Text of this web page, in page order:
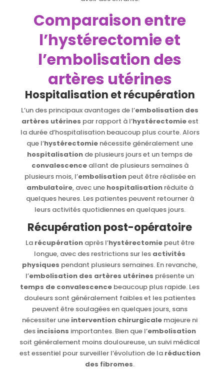
Comparaison entre
l’hystérectomie et
l’embolisation des
artères utérines
Hospitalisation et récupération
L’un des principaux avantages de l’embolisation des
artères utérines par rapport à l’hystérectomieest
la durée d’hospitalisation beaucoup plus courte. Alors
que l’hystérectomie nécessite généralement une
hospitalisation de plusieurs jours et un temps de
convalescenceallant de plusieurs semaines à
plusieurs mois, l’embolisationpeut être réalisée en
ambulatoire, avec une hospitalisationréduite à
quelques heures. Les patientes peuvent retourner à
leurs activités quotidiennes en quelques jours.
Récupération post-opératoire
La récupérationaprès l’hystérectomiepeut être
longue, avec des restrictions sur les activités
physiques pendant plusieurs semaines. En revanche,
l’embolisation des artères utérines présente un
temps de convalescence beaucoup plus rapide. Les
douleurs sont généralement faibles et les patientes
peuvent être soulagées en quelques jours, sans
nécessiter une intervention chirurgicale majeure ni
des incisions importantes. Bien que l’embolisation
soit généralement moins douloureuse, un suivi médical
est essentiel pour surveiller l’évolution de la réduction
des fibromes.